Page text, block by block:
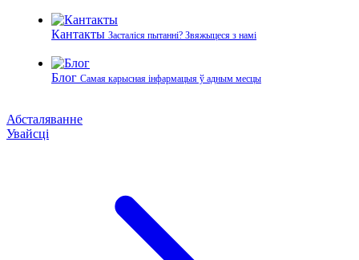
Кантакты Засталіся пытанні? Звяжыцеся з намі
Блог Самая карысная інфармацыя ў адным месцы
Абсталяванне
Увайсці